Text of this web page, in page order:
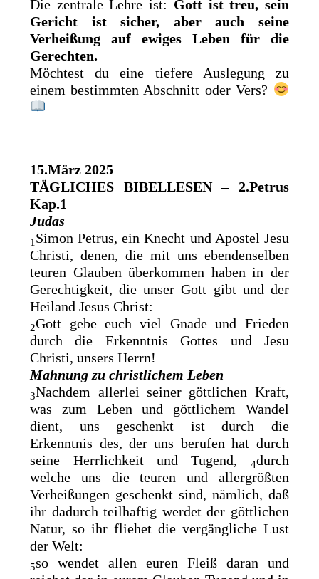
Die zentrale Lehre ist: Gott ist treu, sein
Gericht ist sicher, aber auch seine
Verheißung auf ewiges Leben für die
Gerechten.
Möchtest du eine tiefere Auslegung zu
einem bestimmten Abschnitt oder Vers?
15.März 2025
TÄGLICHES BIBELLESEN – 2.Petrus
Kap.1
Judas
1 Simon Petrus, ein Knecht und Apostel Jesu
Christi, denen, die mit uns ebendenselben
teuren Glauben überkommen haben in der
Gerechtigkeit, die unser Gott gibt und der
Heiland Jesus Christ:
2Gott gebe euch viel Gnade und Frieden
durch die Erkenntnis Gottes und Jesu
Christi, unsers Herrn!
Mahnung zu christlichem Leben
3Nachdem allerlei seiner göttlichen Kraft,
was zum Leben und göttlichem Wandel
dient, uns geschenkt ist durch die
Erkenntnis des,der uns berufen hat durch
seine Herrlichkeit und Tugend,
4durch
welche uns die teuren und allergrößten
Verheißungen geschenkt sind, nämlich, daß
ihr dadurch teilhaftig werdet der göttlichen
Natur, so ihr fliehet die vergängliche Lust
der Welt:
5so wendet allen euren Fleiß daran und